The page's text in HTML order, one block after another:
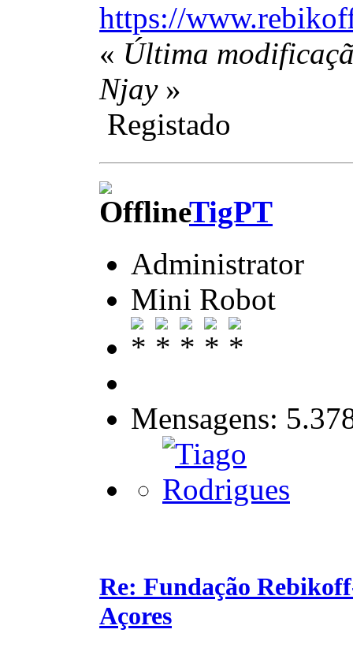
https://
« Última
Njay»
Registado
TigPT
Administrator
Mini Robot
Mensagens:
Re: Fundação
Açores